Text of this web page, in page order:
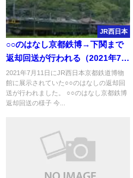
JR西日本
○○のはなし京都鉄博→下関まで
返却回送が行われる（2021年7月
11日）
2021年7月11日にJR西日本京都鉄道博物
館に展示されていた○○のはなしの返却回
送が行われました。 ○○のはなし京都鉄博
返却回送の様子 今...